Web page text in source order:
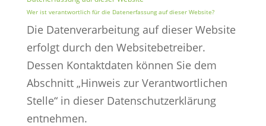
Wer ist verantwortlich für die Datenerfassung auf dieser Website?
Die Datenverarbeitung auf dieser Website
erfolgt durch den Websitebetreiber.
Dessen Kontaktdaten können Sie dem
Abschnitt „Hinweis zur Verantwortlichen
Stelle“ in dieser Datenschutzerklärung
entnehmen.